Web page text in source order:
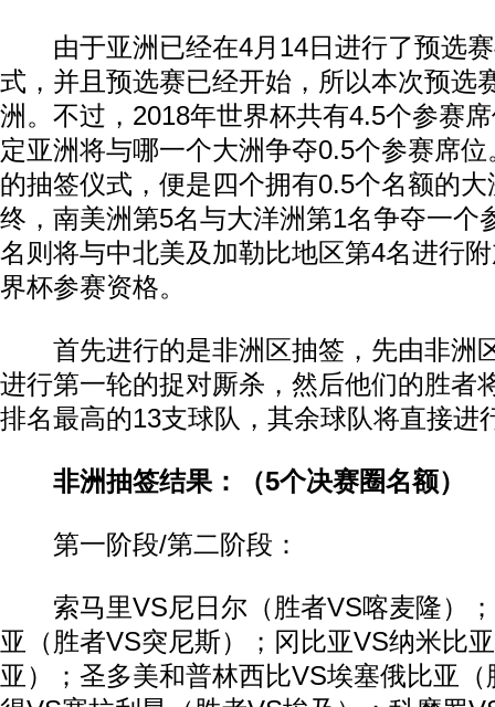
由于亚洲已经在4月14日进行了预选赛
式，并且预选赛已经开始，所以本次预选
洲。不过，2018年世界杯共有4.5个参赛
定亚洲将与哪一个大洲争夺0.5个参赛席
的抽签仪式，便是四个拥有0.5个名额的
终，南美洲第5名与大洋洲第1名争夺一个
名则将与中北美及加勒比地区第4名进行
界杯参赛资格。
首先进行的是非洲区抽签，先由非洲
进行第一轮的捉对厮杀，然后他们的胜者
排名最高的13支球队，其余球队将直接进
非洲抽签结果：（5个决赛圈名额）
第一阶段/第二阶段：
索马里VS尼日尔（胜者VS喀麦隆）；
亚（胜者VS突尼斯）；冈比亚VS纳米比
亚）；圣多美和普林西比VS埃塞俄比亚